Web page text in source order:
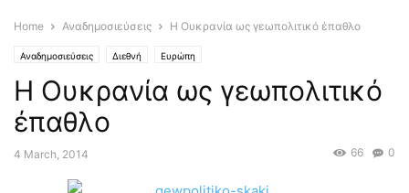
Home Αναδημοσιεύσεις Η Ουκρανία ως γεωπολιτικό έπαθλο
Αναδημοσιεύσεις Διεθνή Ευρώπη
Η Ουκρανία ως γεωπολιτικό
έπαθλο
4 March, 2014 0
66